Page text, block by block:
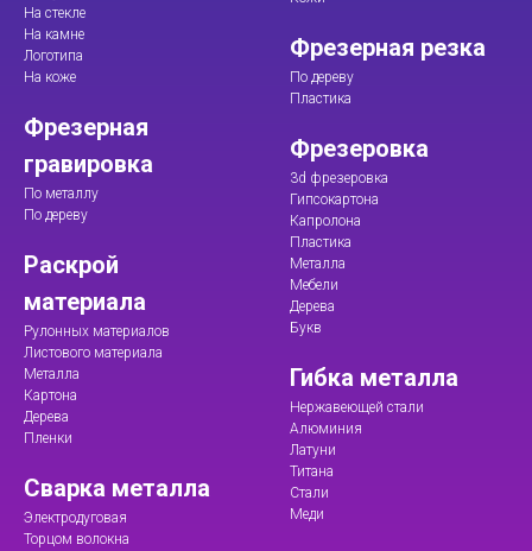
На стекле
На камне
Логотипа
На коже
Фрезерная
гравировка
По металлу
По дереву
Раскрой
материала
Рулонных материалов
Листового материала
Металла
Картона
Дерева
Пленки
Сварка металла
Электродуговая
Торцом волокна
Фрезерная резка
По дереву
Пластика
Фрезеровка
3d фрезеровка
Гипсокартона
Капролона
Пластика
Металла
Мебели
Дерева
Букв
Гибка металла
Нержавеющей стали
Алюминия
Латуни
Титана
Стали
Меди